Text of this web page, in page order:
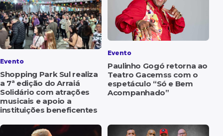
Evento
Shopping Park Sul realiza
a 7ª edição do Arraiá
Solidário com atrações
musicais e apoio a
instituições beneficentes
Evento
Paulinho Gogó retorna ao
Teatro Gacemss com o
espetáculo “Só e Bem
Acompanhado”